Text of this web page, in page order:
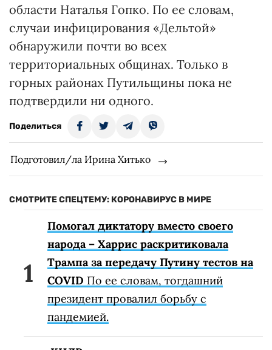
области Наталья Гопко. По ее словам,
случаи инфицирования «Дельтой»
обнаружили почти во всех
территориальных общинах. Только в
горных районах Путильщины пока не
подтвердили ни одного.
Поделиться
Подготовил/ла Ирина Хитько
СМОТРИТЕ СПЕЦТЕМУ: КОРОНАВИРУС В МИРЕ
Помогал диктатору вместо своего
народа – Харрис раскритиковала
Трампа за передачу Путину тестов на
COVID По ее словам, тогдашний
президент провалил борьбу с
пандемией.